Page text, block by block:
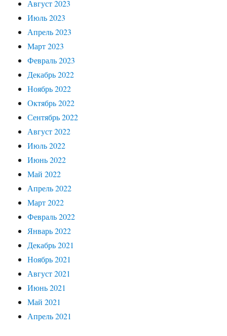
Август 2023
Июль 2023
Апрель 2023
Март 2023
Февраль 2023
Декабрь 2022
Ноябрь 2022
Октябрь 2022
Сентябрь 2022
Август 2022
Июль 2022
Июнь 2022
Май 2022
Апрель 2022
Март 2022
Февраль 2022
Январь 2022
Декабрь 2021
Ноябрь 2021
Август 2021
Июнь 2021
Май 2021
Апрель 2021